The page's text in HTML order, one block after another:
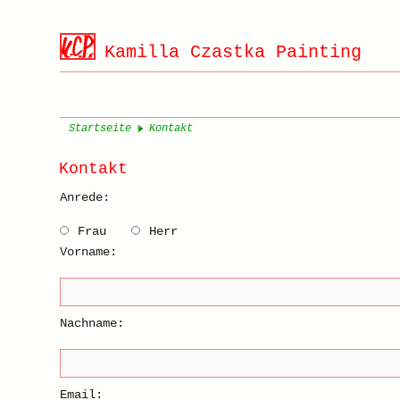
Kamilla Czastka Painting
Startseite Kontakt
Kontakt
Anrede:
Frau
Herr
Vorname:
Nachname:
Email: